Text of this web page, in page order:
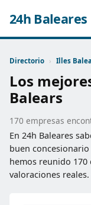
24h Baleares
Directorio › Illes
Los
Balears
170 empresas
En 24h Baleares
buen
hemos reunido 170
valoraciones